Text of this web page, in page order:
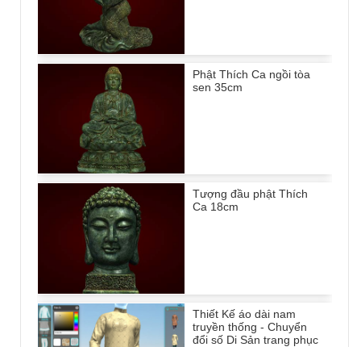
Phật Thích Ca ngồi tòa
sen 35cm
Tượng đầu phật Thích
Ca 18cm
Thiết Kế áo dài nam
truyền thống - Chuyển
đổi số Di Sản trang phục